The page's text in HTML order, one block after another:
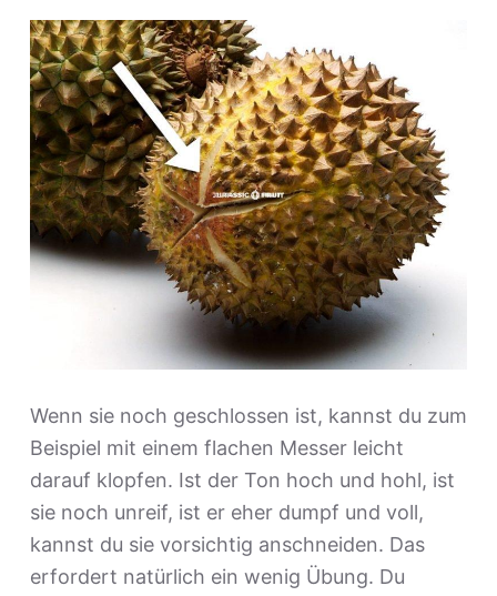
Wenn sie noch geschlossen ist, kannst du zum
Beispiel mit einem flachen Messer leicht
darauf klopfen. Ist der Ton hoch und hohl, ist
sie noch unreif, ist er eher dumpf und voll,
kannst du sie vorsichtig anschneiden. Das
erfordert natürlich ein wenig Übung. Du